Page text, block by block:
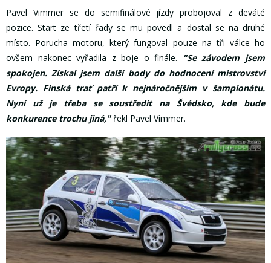
Pavel Vimmer se do semifinálové jízdy probojoval z deváté
pozice. Start ze třetí řady se mu povedl a dostal se na druhé
místo. Porucha motoru, který fungoval pouze na tři válce ho
ovšem nakonec vyřadila z boje o finále. "Se závodem jsem
spokojen. Získal jsem další body do hodnocení mistrovství
Evropy. Finská trať patří k nejnáročnějším v šampionátu.
Nyní už je třeba se soustředit na Švédsko, kde bude
konkurence trochu jiná,"řekl Pavel Vimmer.